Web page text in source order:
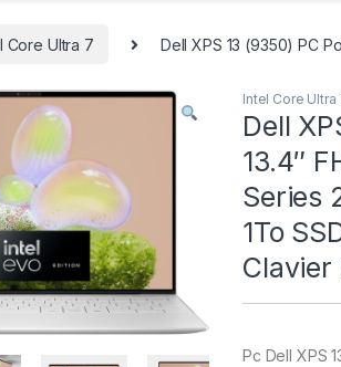
Core Ultra 7 Dell XPS 13 (9350) PC
Intel Core Ultra
Dell
13.4″
Series
1To
Clavier
Pc Dell XPS